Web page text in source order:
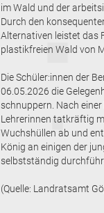
im Wald und der
Durch den
Alternativen leistet das
plastikfreien Wald von
Die Schüler:innen der
06.05.2026 die
schnuppern. Nach
Lehrerinnen tatkräftig
Wuchshüllen ab und
König an einigen der
selbstständig
(Quelle: Landratsamt